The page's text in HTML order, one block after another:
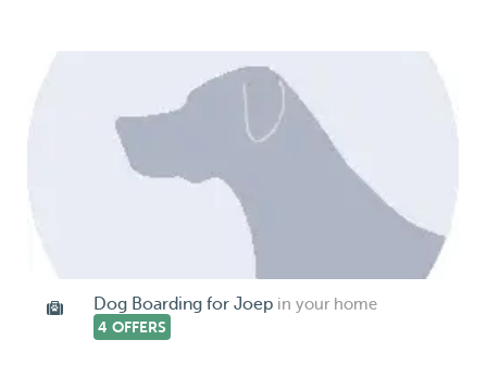
Dog Boarding for Joep in your home
4 OFFERS